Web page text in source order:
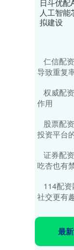
日斗优
人工智能
拟建设
仁信配
导致重复
权威配
作用
股票配
投资平台
证券配
吃杏也有
114配
社交更有
最